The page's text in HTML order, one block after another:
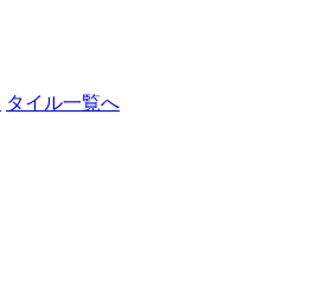
タイル一覧へ